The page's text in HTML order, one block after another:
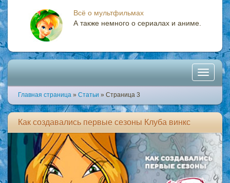
Всё о мультфильмах
А также немного о сериалах и аниме.
Toggle
Главная страница » Статьи » Страница 3
Как создавались первые сезоны Клуба винкс